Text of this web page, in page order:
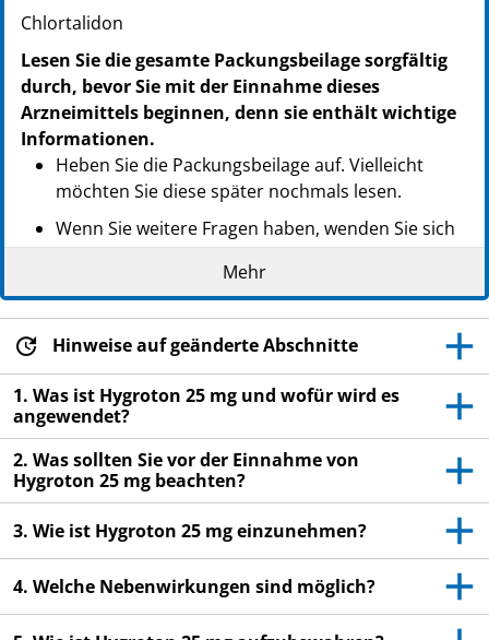
PPN: 111953658891
PZN: 03524910
PPN: 110352491009
GTIN: 04260083220627
PZN: 03524927
PPN: 110352492796
GTIN: 04260083220610
Chlortalidon
Lesen Sie die gesamte Packungsbeilage sorgfältig
durch, bevor Sie mit der Einnahme dieses
Arzneimittels beginnen, denn sie enthält wichtige
Informationen.
Heben Sie die Packungsbeilage auf. Vielleicht
möchten Sie diese später nochmals lesen.
Wenn Sie weitere Fragen haben, wenden Sie sich
an Ihren Arzt oder Apotheker.
Dieses Arzneimittel wurde Ihnen persönlich
verschrieben. Geben Sie es nicht an Dritte weiter.
Es kann anderen Menschen schaden, auch wenn
diese die gleichen Beschwerden haben wie Sie.
Wenn Sie Nebenwirkungen bemerken, wenden Sie
sich an Ihren Arzt oder Apotheker. Dies gilt auch
für Nebenwirkungen, die nicht in dieser
Packungsbeilage angegeben sind. Siehe Abschnitt
Mehr
Hinweise auf geänderte Abschnitte
1. Was ist Hygroton 25 mg und wofür wird es
angewendet?
2. Was sollten Sie vor der Einnahme von
Hygroton 25 mg beachten?
3. Wie ist Hygroton 25 mg einzunehmen?
4. Welche Nebenwirkungen sind möglich?